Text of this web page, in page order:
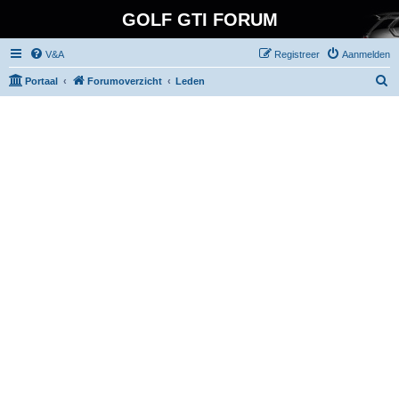
GOLF GTI FORUM
V&A Aanmelden
Registreer
Portaal Forumoverzicht Leden